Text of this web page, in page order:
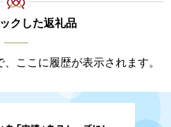
クした返礼品
ここに履歴が表示されます。